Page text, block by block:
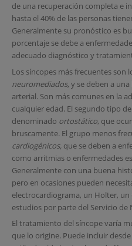
de una recuperación completa e
hasta el 40% de las personas
Generalmente su pronóstico es
porcentaje se debe a
adecuado diagnóstico y
Los síncopes más frecuentes son
neuromediados, y se deben a
arterial. Son más comunes en la
cualquier edad. El segundo tipo
denominado ortostático, que
bruscamente. El grupo menos
cardiogénicos, que se deben a
como arritmias o enfermedades
Generalmente con una buena
pero en ocasiones pueden
electrocardiograma, un Holter,
estudios por parte del Servicio de
El tratamiento del síncope varía
que lo origine. Puede incluir